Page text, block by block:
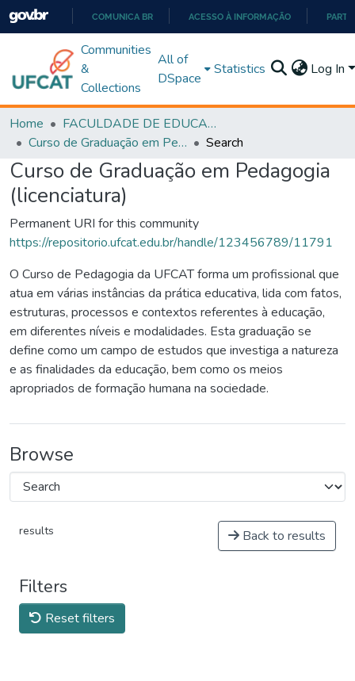
PARA
O
COMUNICA BR ACESSO À INFORMAÇÃO
Communities
&
Collections
All of
DSpace
Statistics Log In
Home
FACULDADE DE EDUCAÇÃO
Curso de Graduação em Pedagogia (licenciatura)
Search
Curso de Graduação em Pedagogia
(licenciatura)
Permanent URI for this community
https://repositorio.ufcat.edu.br/handle/123456789/11791
O Curso de Pedagogia da UFCAT forma um profissional que
atua em várias instâncias da prática educativa, lida com fatos,
estruturas, processos e contextos referentes à educação,
em diferentes níveis e modalidades. Esta graduação se
define como um campo de estudos que investiga a natureza
e as finalidades da educação, bem como os meios
apropriados de formação humana na sociedade.
Browse
results Back to results
Filters
Reset filters